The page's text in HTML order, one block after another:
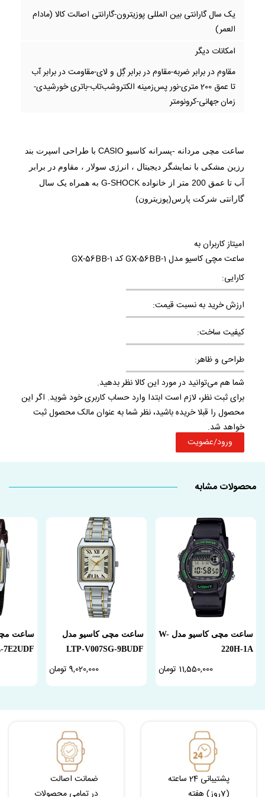
یک سال گارانتی بین المللی پوزیترون-گارانتی اصالت کالا (مادام
العمر)
امکانات دیگر
مقاوم در برابر ضربه-مقاوم در برابر گِل و لای-مقاومت در برابر آب
تا عمق 200 متری-نور پس‌زمینه الکتروشب‌تاب-باتری خورشیدی-
زمان جهانی-کرونومتر
ساعت مچی مردانه -پسرانه کاسیو CASIO با طراحی اسپرت بند
رزین مشکی با نمایشگر دیجیتال ، انرژی سولار ، مقاوم در برابر
آب تا عمق 200 متر از خانواده G-SHOCK به همراه یک سال
گارانتی شرکت پارس(پوزیترون)
امیتاز کاربران به
ساعت مچی کاسیو مدل GX-56BB-1 کد GX-56BB-1
کارایی:
ارزش خرید به نسبت قیمت:
کیفیت ساخت:
طراحی و ظاهر:
شما هم می‌توانید در مورد این کالا نظر بدهید.
برای ثبت نظر، لازم است ابتدا وارد حساب کاربری خود شوید. اگر این
محصول را قبلا خریده باشید، نظر شما به عنوان مالک محصول ثبت
خواهد شد.
ورود/عضویت
محصولات مشابه
ساعت مچی کاسیو مدل W-
220H-1A
11,550,000 تومان
ساعت مچی کاسیو مدل
LTP-V007SG-9BUDF
9,020,000 تومان
ساعت
7E2UDF
پشتیبانی 24 ساعته
ضمانت اصالت